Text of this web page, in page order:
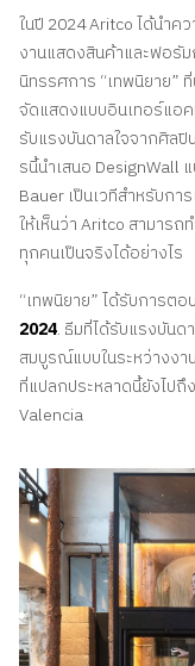
ในปี 2024 Aritco ได้นําค
งานแสดงสินค้าและฟอรั
นิทรรศการ “เทพนิยาย”
จัดแสดงแบบอินเทอร์แอ
รับแรงบันดาลใจจากศิลปิ
รนี้นําเสนอ DesignWall
Bauer เป็นเวทีสําหรับก
ให้เห็นว่า Aritco สามาร
ทุกคนเป็นจริงได้อย่างไร
“เทพนิยาย” ได้รับการต
2024. ธีมที่ได้รับแรงบันด
สมบูรณ์แบบในระหว่างง
ที่แปลกประหลาดนี้ยังไปถึ
Valencia